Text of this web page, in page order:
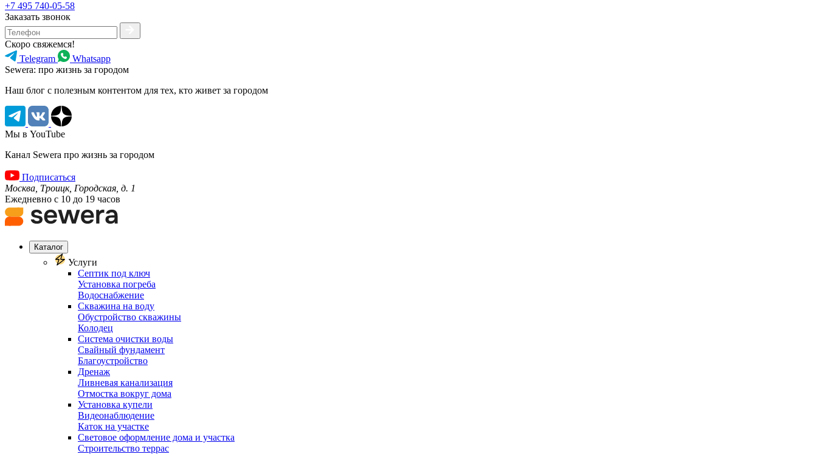
+7 495 740-05-58
Заказать звонок
Скоро свяжемся!
Telegram
Whatsapp
Sewera: про жизнь за городом
Наш блог c полезным контентом для тех, кто живет за городом
Мы в YouTube
Канал Sewera про жизнь за городом
Подписаться
Москва, Троицк, Городская, д. 1
Ежедневно с 10 до 19 часов
Каталог
Услуги
Септик под ключ
Установка погреба
Водоснабжение
Скважина на воду
Обустройство скважины
Колодец
Система очистки воды
Свайный фундамент
Благоустройство
Дренаж
Ливневая канализация
Отмостка вокруг дома
Установка купели
Видеонаблюдение
Каток на участке
Световое оформление дома и участка
Строительство террас